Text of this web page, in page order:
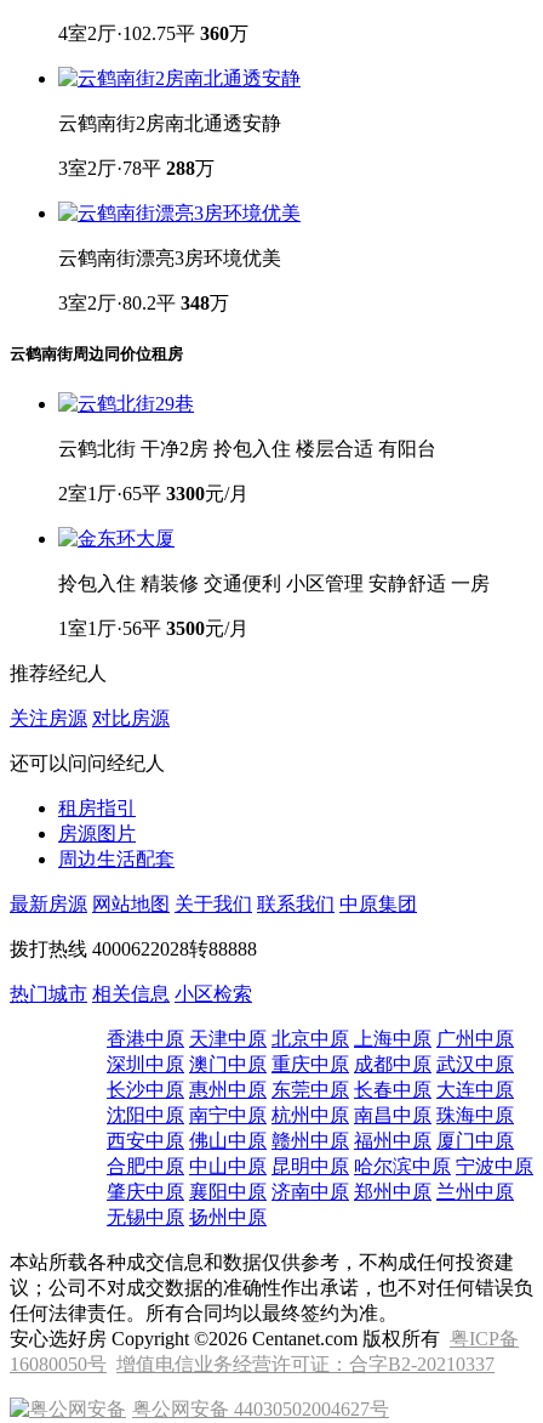
4室2厅·102.75平 360万
云鹤南街2房南北通透安静
3室2厅·78平 288万
云鹤南街漂亮3房环境优美
3室2厅·80.2平 348万
云鹤南街周边同价位租房
云鹤北街 干净2房 拎包入住 楼层合适 有阳台
2室1厅·65平 3300元/月
拎包入住 精装修 交通便利 小区管理 安静舒适 一房
1室1厅·56平 3500元/月
推荐经纪人
关注房源 对比房源
还可以问问经纪人
租房指引
房源图片
周边生活配套
最新房源 网站地图 关于我们 联系我们 中原集团
拨打热线 4000622028转88888
热门城市 相关信息 小区检索
香港中原 天津中原 北京中原 上海中原 广州中原
深圳中原 澳门中原 重庆中原 成都中原 武汉中原
长沙中原 惠州中原 东莞中原 长春中原 大连中原
沈阳中原 南宁中原 杭州中原 南昌中原 珠海中原
西安中原 佛山中原 赣州中原 福州中原 厦门中原
合肥中原 中山中原 昆明中原 哈尔滨中原 宁波中原
肇庆中原 襄阳中原 济南中原 郑州中原 兰州中原
无锡中原 扬州中原
本站所载各种成交信息和数据仅供参考，不构成任何投资建
议；公司不对成交数据的准确性作出承诺，也不对任何错误负
任何法律责任。所有合同均以最终签约为准。
安心选好房 Copyright ©2026 Centanet.com 版权所有 粤ICP备
16080050号 增值电信业务经营许可证：合字B2-20210337
粤公网安备 44030502004627号